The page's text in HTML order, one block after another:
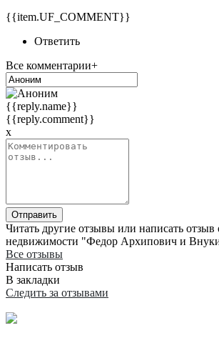
{{item.UF_COMMENT}}
Ответить
Все комментарии+
{{reply.name}}
{{reply.comment}}
x
Отправить
Читать другие отзывы или написать отзыв
недвижимости "Федор Архипович и
Все отзывы
Написать отзыв
В закладки
Следить за отзывами